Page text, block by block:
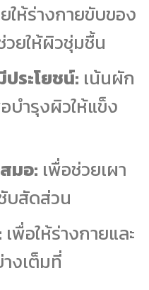
ให้ร่างกายขับของ
วยให้ผิวชุ่มชื้น
ระโยชน์: เน้นผัก
บำรุงผิวให้แข็ง
มอ: เพื่อช่วยเผา
บสัดส่วน
เพื่อให้ร่างกายและ
งเต็มที่